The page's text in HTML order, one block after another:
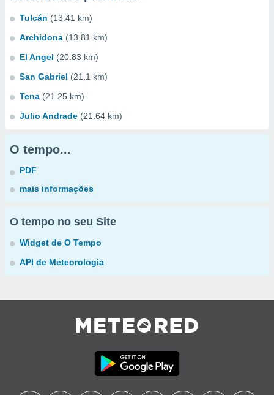
Tulcán (13.41 km)
Archidona (13.81 km)
El Angel (20.83 km)
San Gabriel (21.1 km)
Tena (21.25 km)
Julio Andrade (21.64 km)
O tempo...
PDF
mais informações
O tempo no seu Site
Widget de O Tempo
API de Meteorologia